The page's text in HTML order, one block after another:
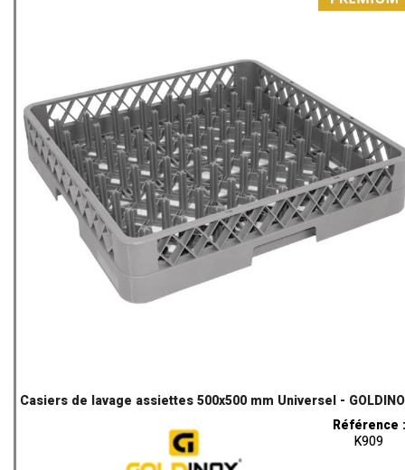
Casiers de lavage assiettes 500x500 mm Universel -
Référence :
K909